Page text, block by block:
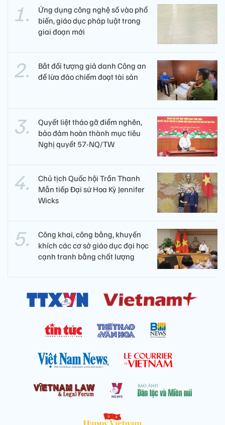
Ứng dụng công nghệ số vào phổ
biến, giáo dục pháp luật trong
giai đoạn mới
Bắt đối tượng giả danh Công an
để lừa đảo chiếm đoạt tài sản
Quyết liệt tháo gỡ điểm nghẽn,
bảo đảm hoàn thành mục tiêu
Nghị quyết 57-NQ/TW
Chủ tịch Quốc hội Trần Thanh
Mẫn tiếp Đại sứ Hoa Kỳ Jennifer
Wicks
Công khai, công bằng, khuyến
khích các cơ sở giáo dục đại học
cạnh tranh bằng chất lượng​